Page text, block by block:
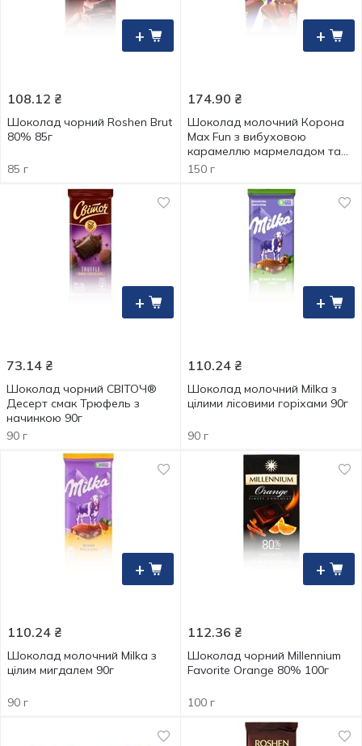
+
108.12 ₴
Шоколад чорний Roshen Brut
80% 85г
85 г
+
174.90 ₴
Шоколад молочний Корона
Max Fun з вибуховою
карамеллю мармеладом та
печивом 150г
150 г
+
73.14 ₴
Шоколад чорний СВІТОЧ®
Десерт смак Трюфель з
начинкою 90г
90 г
+
110.24 ₴
Шоколад молочний Milka з
цілими лісовими горіхами 90г
90 г
+
110.24 ₴
Шоколад молочний Milka з
цілим мигдалем 90г
90 г
+
112.36 ₴
Шоколад чорний Millennium
Favorite Orange 80% 100г
100 г